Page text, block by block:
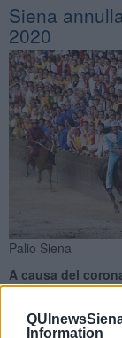
Information
Siena
2020
Palio Siena
A causa del
rimandati ad
Seconda guerra